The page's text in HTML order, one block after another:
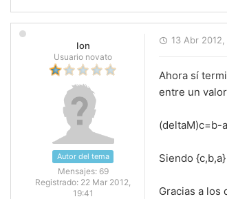
Ion
Usuario novato
Autor del tema
Mensajes: 69
Registrado: 22 Mar 2012,
19:41
13 Abr
Ahora sí
entre un
(deltaM)c=b-a
Siendo
Gracias a los